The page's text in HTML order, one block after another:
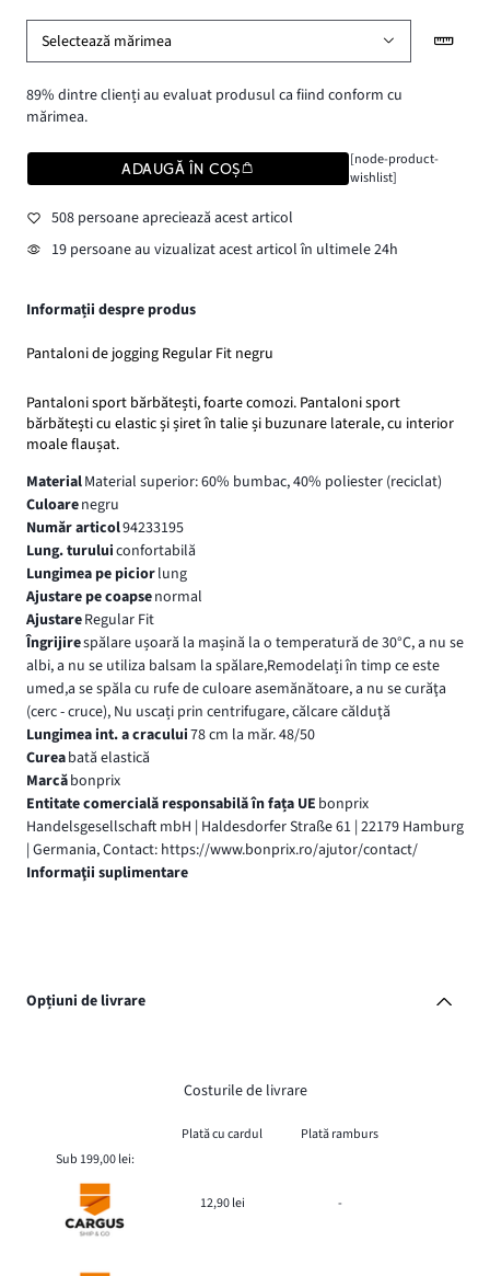
Selectează mărimea
89% dintre clienți au evaluat produsul ca fiind conform cu
mărimea.
ADAUGĂ ÎN COȘ
[node-product-
wishlist]
508 persoane apreciează acest articol
19 persoane au vizualizat acest articol în ultimele 24h
Informații despre produs
Pantaloni de jogging Regular Fit negru
Pantaloni sport bărbătești, foarte comozi. Pantaloni sport
bărbătești cu elastic și șiret în talie și buzunare laterale, cu interior
moale flaușat.
MaterialMaterial superior: 60% bumbac, 40% poliester (reciclat)
Culoarenegru
Număr articol94233195
Lung. turuluiconfortabilă
Lungimea pe piciorlung
Ajustare pe coapsenormal
AjustareRegular Fit
Îngrijirespălare ușoară la mașină la o temperatură de 30°C, a nu se
albi, a nu se utiliza balsam la spălare,Remodelați în timp ce este
umed,a se spăla cu rufe de culoare asemănătoare, a nu se curăţa
(cerc - cruce), Nu uscați prin centrifugare, călcare călduţă
Lungimea int. a cracului78 cm la măr. 48/50
Cureabată elastică
Marcăbonprix
Entitate comercială responsabilă în fața UE bonprix
Handelsgesellschaft mbH | Haldesdorfer Straße 61 | 22179 Hamburg
| Germania, Contact: https://www.bonprix.ro/ajutor/contact/
Informaţii suplimentare
Opțiuni de livrare
Costurile de livrare
Plată cu cardul
Plată ramburs
Sub 199,00 lei:
12,90 lei -